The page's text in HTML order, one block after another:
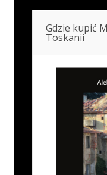
Gdzie kupić
Toskanii